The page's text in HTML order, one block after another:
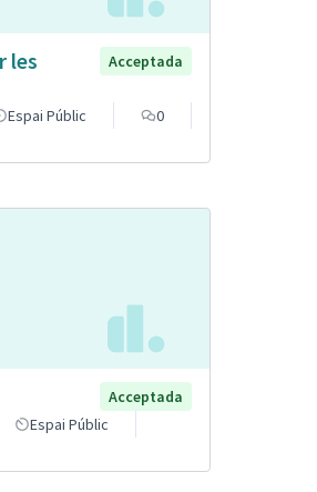
les
Acceptada
Espai Públic
0
Acceptada
Espai Públic